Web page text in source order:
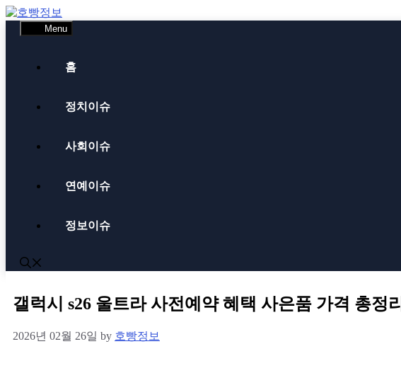
Skip
to
content
Menu
홈
정치이슈
사회이슈
연예이슈
정보이슈
갤럭시 s26 울트라 사전예약 혜택 사은품 가격 총정리
2026년 02월 26일 by 호빵정보